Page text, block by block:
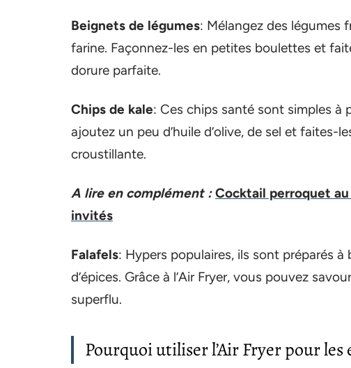
Beignets de légumes: Mélangez des légumes
farine. Façonnez-les en petites boulettes et
dorure parfaite.
Chips de kale: Ces chips santé sont simples à
ajoutez un peu d’huile d’olive, de sel et faites-
croustillante.
A lire en complément : Cocktail perroquet
invités
Falafels: Hypers populaires, ils sont préparés
d’épices. Grâce à l’Air Fryer, vous pouvez
superflu.
Pourquoi utiliser l’Air Fryer pour les